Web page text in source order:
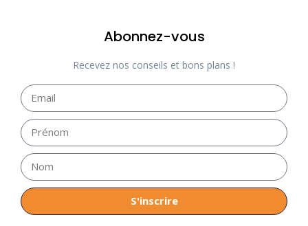
Abonnez-vous
Recevez nos conseils et bons plans !
S'inscrire